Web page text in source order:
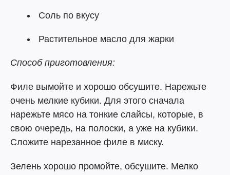
Соль по вкусу
Растительное масло для жарки
Способ приготовления:
Филе вымойте и хорошо обсушите. Нарежьте
очень мелкие кубики. Для этого сначала
нарежьте мясо на тонкие слайсы, которые, в
свою очередь, на полоски, а уже на кубики.
Сложите нарезанное филе в миску.
Зелень хорошо промойте, обсушите. Мелко